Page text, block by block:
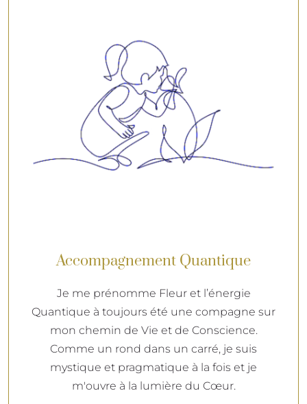
Accompagnement Quantique
Je me prénomme Fleur et l’énergie
Quantique à toujours été une compagne sur
mon chemin de Vie et de Conscience.
Comme un rond dans un carré, je suis
mystique et pragmatique à la fois et je
m'ouvre à la lumière du Cœur.